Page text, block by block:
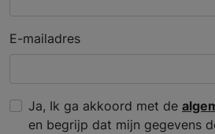
E-mailadres
Ja, Ik ga akkoord met de
en begrijp dat mijn gegevens